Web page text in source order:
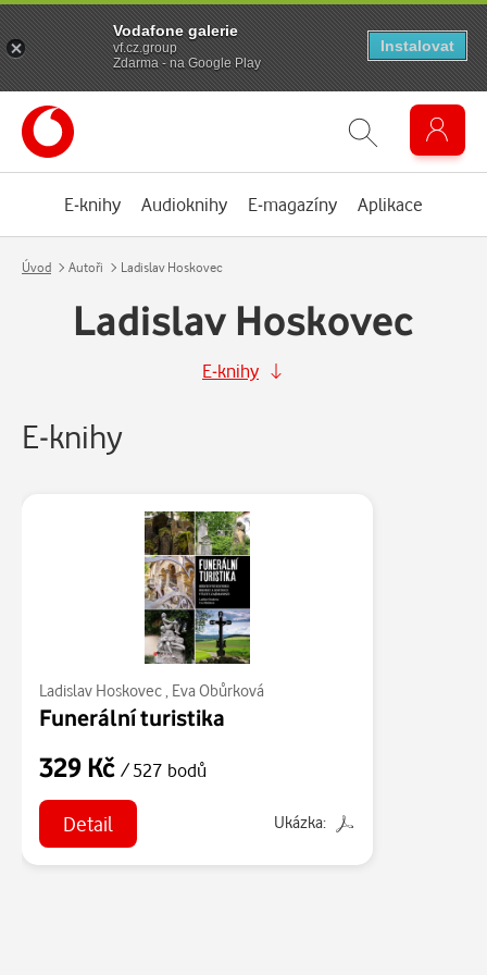
E-knihy Audioknihy E-magazíny Aplikace
Úvod Autoři Ladislav Hoskovec
Ladislav Hoskovec
E-knihy
E-knihy
Ladislav Hoskovec, Eva Obůrková
Funerální turistika
329 Kč / 527 bodů
Detail Ukázka:
Vodafone galerie
vf.cz.group
Zdarma - na Google Play
Instalovat